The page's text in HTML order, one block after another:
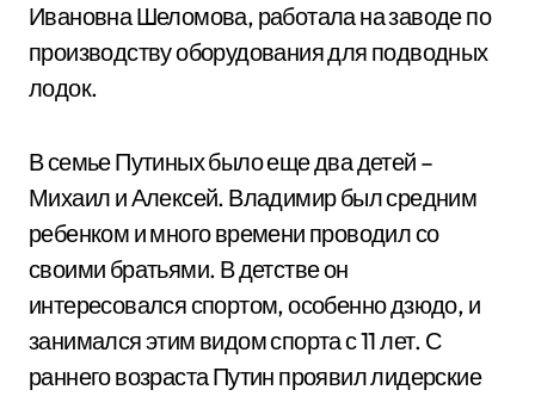
Ивановна Шеломова, работала на заводе по
производству оборудования для подводных
лодок.
В семье Путиных было еще два детей –
Михаил и Алексей. Владимир был средним
ребенком и много времени проводил со
своими братьями. В детстве он
интересовался спортом, особенно дзюдо, и
занимался этим видом спорта с 11 лет. С
раннего возраста Путин проявил лидерские